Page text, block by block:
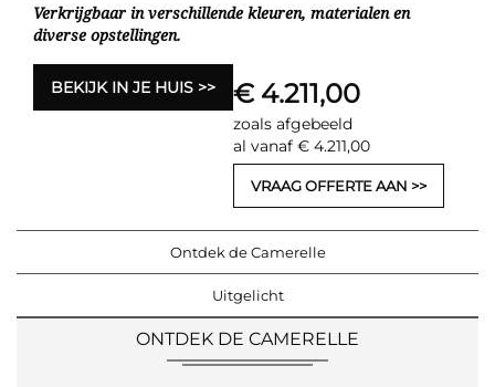
Verkrijgbaar in verschillende kleuren, materialen en
diverse opstellingen.
BEKIJK IN JE HUIS € 4.211,00
zoals afgebeeld
al vanaf € 4.211,00
VRAAG OFFERTE AAN
Ontdek de Camerelle
Uitgelicht
ONTDEK DE CAMERELLE